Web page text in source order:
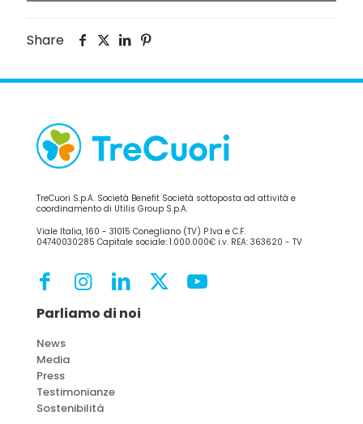
Share
TreCuori S.p.A. Società Benefit Società sottoposta ad attività e
coordinamento di Utilis Group S.p.A.
Viale Italia, 160 - 31015 Conegliano (TV) P.Iva e C.F.
04740030285 Capitale sociale: 1.000.000€ i.v. REA: 363620 - TV
Parliamo di noi
News
Media
Press
Testimonianze
Sostenibilità